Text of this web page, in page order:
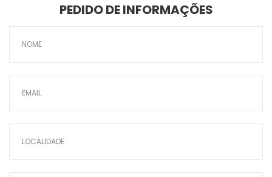
PEDIDO DE INFORMAÇÕES